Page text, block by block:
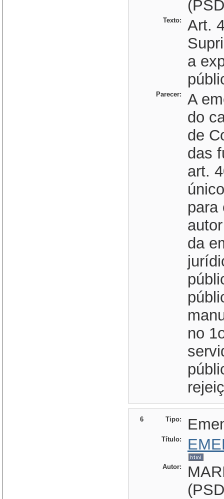
Texto:
Art.
a
Parecer:
A
do
de
das
art.
para
da
no
6 Tipo:
Título:
Autor: